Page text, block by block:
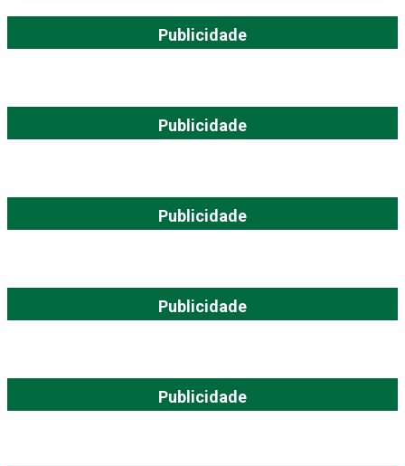
Publicidade
Publicidade
Publicidade
Publicidade
Publicidade